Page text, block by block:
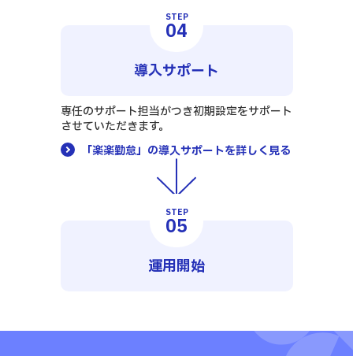
STEP
04
導入サポート
専任のサポート担当がつき初期設定をサポート
させていただきます。
「楽楽勤怠」の導入サポートを詳しく見る
STEP
05
運用開始